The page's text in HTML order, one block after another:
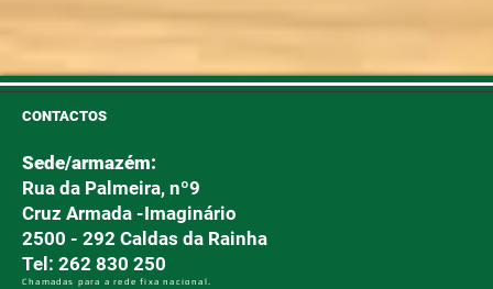
CONTACTOS
Sede/armazém:
Rua da Palmeira, nº9
Cruz Armada -Imaginário
2500 - 292 Caldas da Rainha
Tel: 262 830 250
Chamadas para a rede fixa nacional.